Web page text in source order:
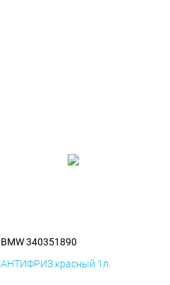
BMW 340351890
АНТИФРИЗ красный 1л.